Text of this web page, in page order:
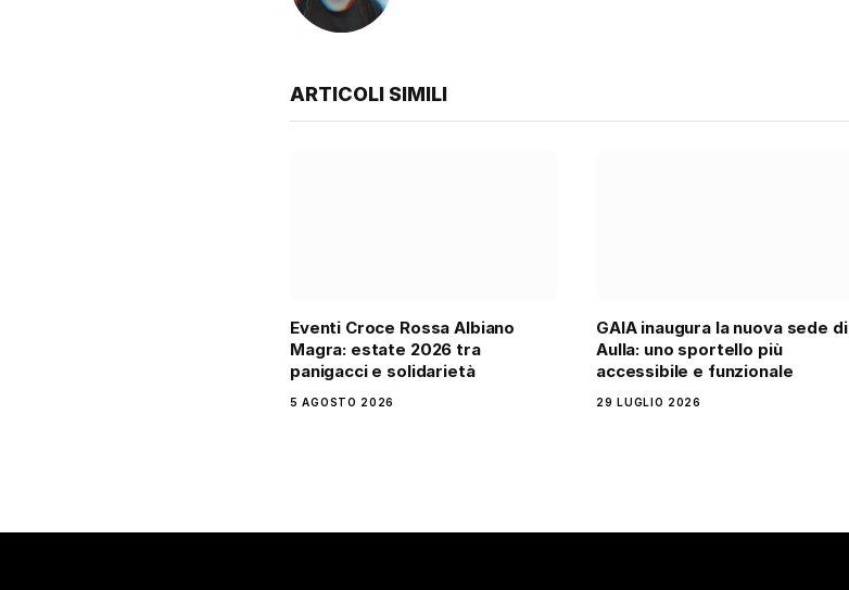
ARTICOLI SIMILI
Eventi Croce Rossa Albiano
Magra: estate 2026 tra
panigacci e solidarietà
5 AGOSTO 2026
GAIA inaugura la nuova sede di
Aulla: uno sportello più
accessibile e funzionale
29 LUGLIO 2026